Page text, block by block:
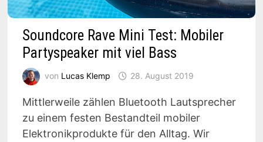
Soundcore Rave Mini Test: Mobiler
Partyspeaker mit viel Bass
von Lucas Klemp 28. August 2019
Mittlerweile zählen Bluetooth Lautsprecher
zu einem festen Bestandteil mobiler
Elektronikprodukte für den Alltag. Wir